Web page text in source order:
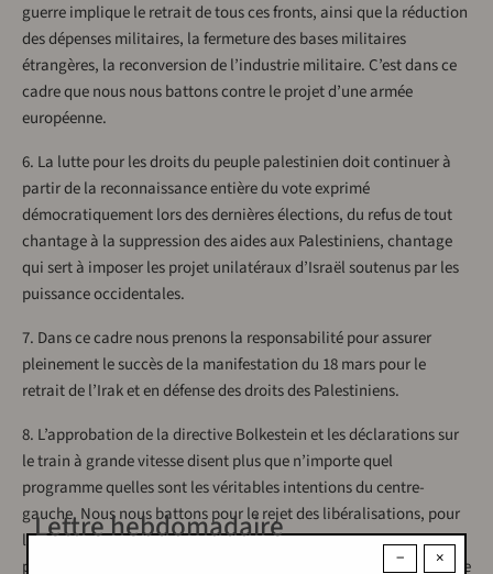
guerre implique le retrait de tous ces fronts, ainsi que la réduction
des dépenses militaires, la fermeture des bases militaires
étrangères, la reconversion de l’industrie militaire. C’est dans ce
cadre que nous nous battons contre le projet d’une armée
européenne.
6. La lutte pour les droits du peuple palestinien doit continuer à
partir de la reconnaissance entière du vote exprimé
démocratiquement lors des dernières élections, du refus de tout
chantage à la suppression des aides aux Palestiniens, chantage
qui sert à imposer les projet unilatéraux d’Israël soutenus par les
puissance occidentales.
7. Dans ce cadre nous prenons la responsabilité pour assurer
pleinement le succès de la manifestation du 18 mars pour le
retrait de l’Irak et en défense des droits des Palestiniens.
8. L’approbation de la directive Bolkestein et les déclarations sur
le train à grande vitesse disent plus que n’importe quel
programme quelles sont les véritables intentions du centre-
gauche. Nous nous battons pour le rejet des libéralisations, pour
la défense du droit du travail, pour la sauvegarde du droit des
populations locales contre la logique du profit et la destruction de
×
−
Lettre hebdomadaire